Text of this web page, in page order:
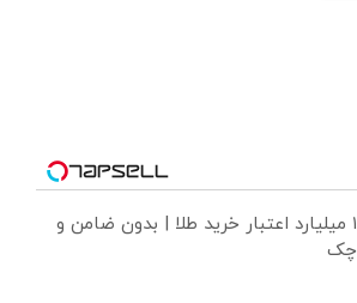
۱ میلیارد اعتبار خرید طلا | بدون ضامن و
چک